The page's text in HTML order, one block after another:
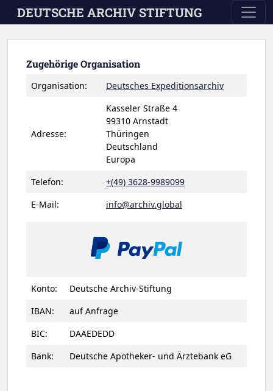
Skip to main content
DEUTSCHE ARCHIV STIFTUNG
Zugehörige Organisation
Organisation: Deutsches Expeditionsarchiv
Adresse:
Kasseler Straße 4
99310 Arnstadt
Thüringen
Deutschland
Europa
Telefon:
+(49) 3628-9989099
E-Mail:
info@archiv.global
Konto:
Deutsche Archiv-Stiftung
IBAN:
auf Anfrage
BIC:
DAAEDEDD
Bank:
Deutsche Apotheker- und Ärztebank eG